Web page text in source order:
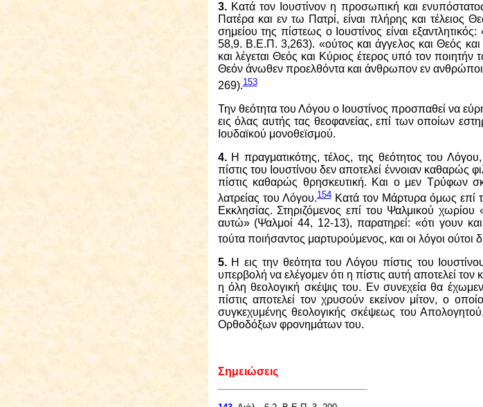
3.Κατά τον Ιουστίνον η προσωπική και
Πατέρα και εν τω Πατρί, είναι πλήρης και τέλειος
σημείου της πίστεως ο Ιουστίνος είναι
58,9. Β.Ε.Π. 3,263). «ούτος και άγγελος και Θεός
και λέγεται Θεός και Κύριος έτερος υπό τον
Θεόν άνωθεν προελθόντα και άνθρωπον εν
269).153
Την θεότητα του Λόγου ο Ιουστίνος προσπαθεί να
εις όλας αυτής τας θεοφανείας, επί των οποίων
Ιουδαϊκού μονοθεϊσμού.
4.Η πραγματικότης, τέλος, της θεότητος του
πίστις του Ιουστίνου δεν αποτελεί έννοιαν καθαρώς
πίστις καθαρώς θρησκευτική. Και ο μεν Τρύφων
λατρείας του Λόγου.154Κατά τον Μάρτυρα όμως επί
Εκκλησίας. Στηριζόμενος επί του Ψαλμικού
αυτώ» (Ψαλμοί 44, 12-13), παρατηρεί: «ότι γουν
τούτα ποιήσαντος μαρτυρούμενος, και οι λόγοι
5.Η εις την θεότητα του Λόγου πίστις του
υπερβολή να ελέγομεν ότι η πίστις αυτή αποτελεί
η όλη θεολογική σκέψις του. Εν συνεχεία θα
πίστις αποτελεί τον χρυσούν εκείνον μίτον, ο
συγκεχυμένης θεολογικής σκέψεως του
Ορθοδόξων φρονημάτων του.
Σημειώσεις